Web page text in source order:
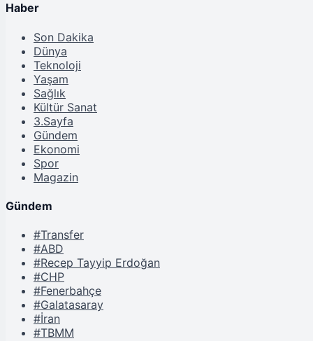
Haber
Son Dakika
Dünya
Teknoloji
Yaşam
Sağlık
Kültür Sanat
3.Sayfa
Gündem
Ekonomi
Spor
Magazin
Gündem
#Transfer
#ABD
#Recep Tayyip Erdoğan
#CHP
#Fenerbahçe
#Galatasaray
#İran
#TBMM